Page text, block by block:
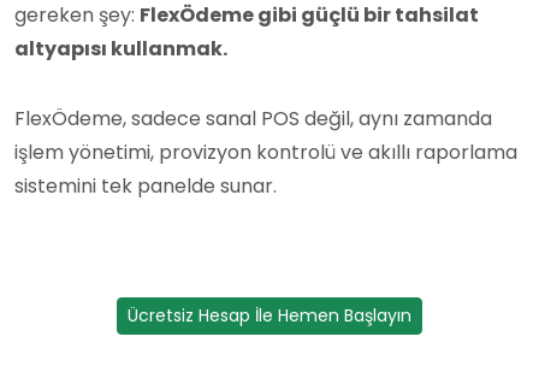
gereken şey: FlexÖdeme gibi güçlü bir tahsilat
altyapısı kullanmak.
FlexÖdeme, sadece sanal POS değil, aynı zamanda
işlem yönetimi, provizyon kontrolü ve akıllı raporlama
sistemini tek panelde sunar.
Ücretsiz Hesap İle Hemen Başlayın